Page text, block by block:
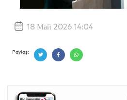
18 Май 2026 14:04
Paylaş: